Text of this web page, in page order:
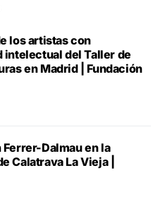
los artistas con
intelectual del Taller de
en Madrid | Fundación
Ferrer-Dalmau en la
Calatrava La Vieja |